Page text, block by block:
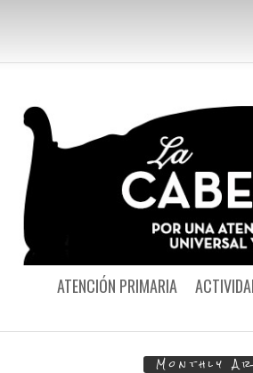
ATENCIÓN PRIMARIA
Monthly